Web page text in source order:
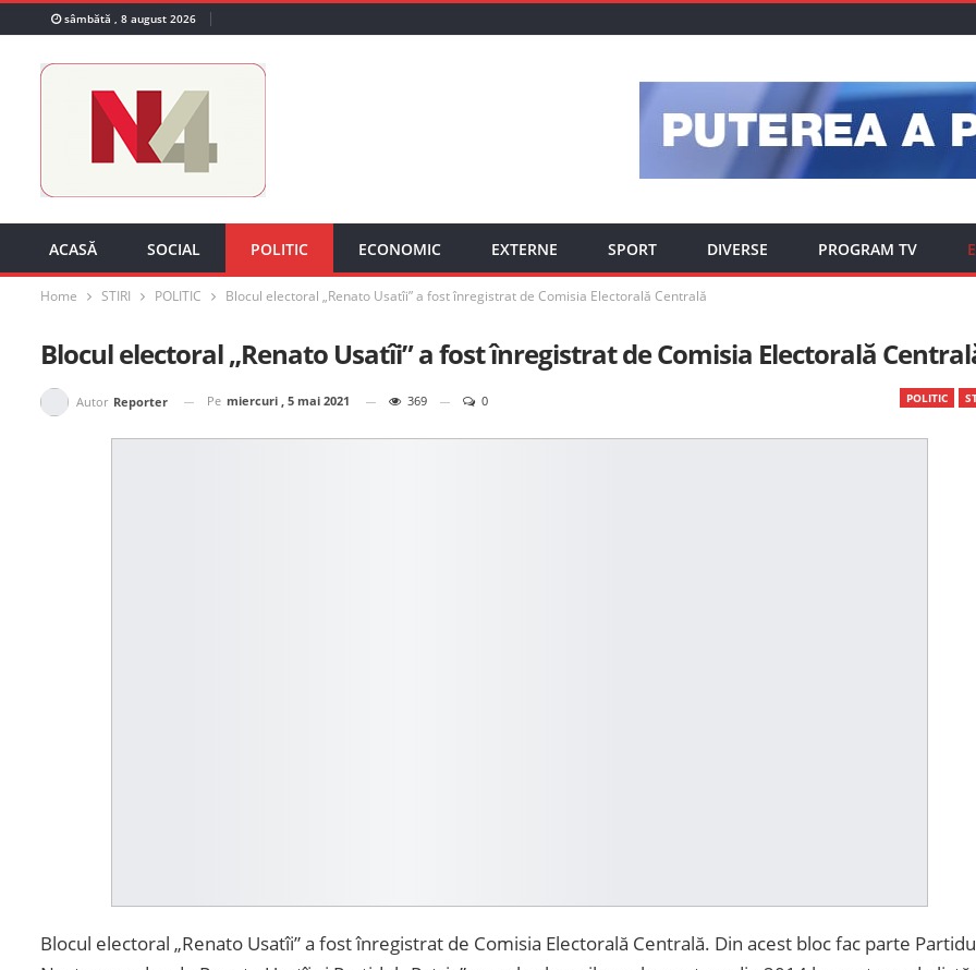
sâmbătă , 8 august 2026
ACASĂ SOCIAL POLITIC ECONOMIC EXTERNE SPORT DIVERSE PROGRAM TV
Home STIRI POLITIC Blocul electoral „Renato Usatîi” a fost înregistrat de Comisia Electorală Centrală
Blocul electoral „Renato Usatîi” a fost înregistrat de Comisia Electorală
POLITIC
Autor Reporter Pe miercuri , 5 mai 2021 369 0
Blocul electoral „Renato Usatîi” a fost înregistrat de Comisia Electorală Centrală. Din acest bloc fac parte